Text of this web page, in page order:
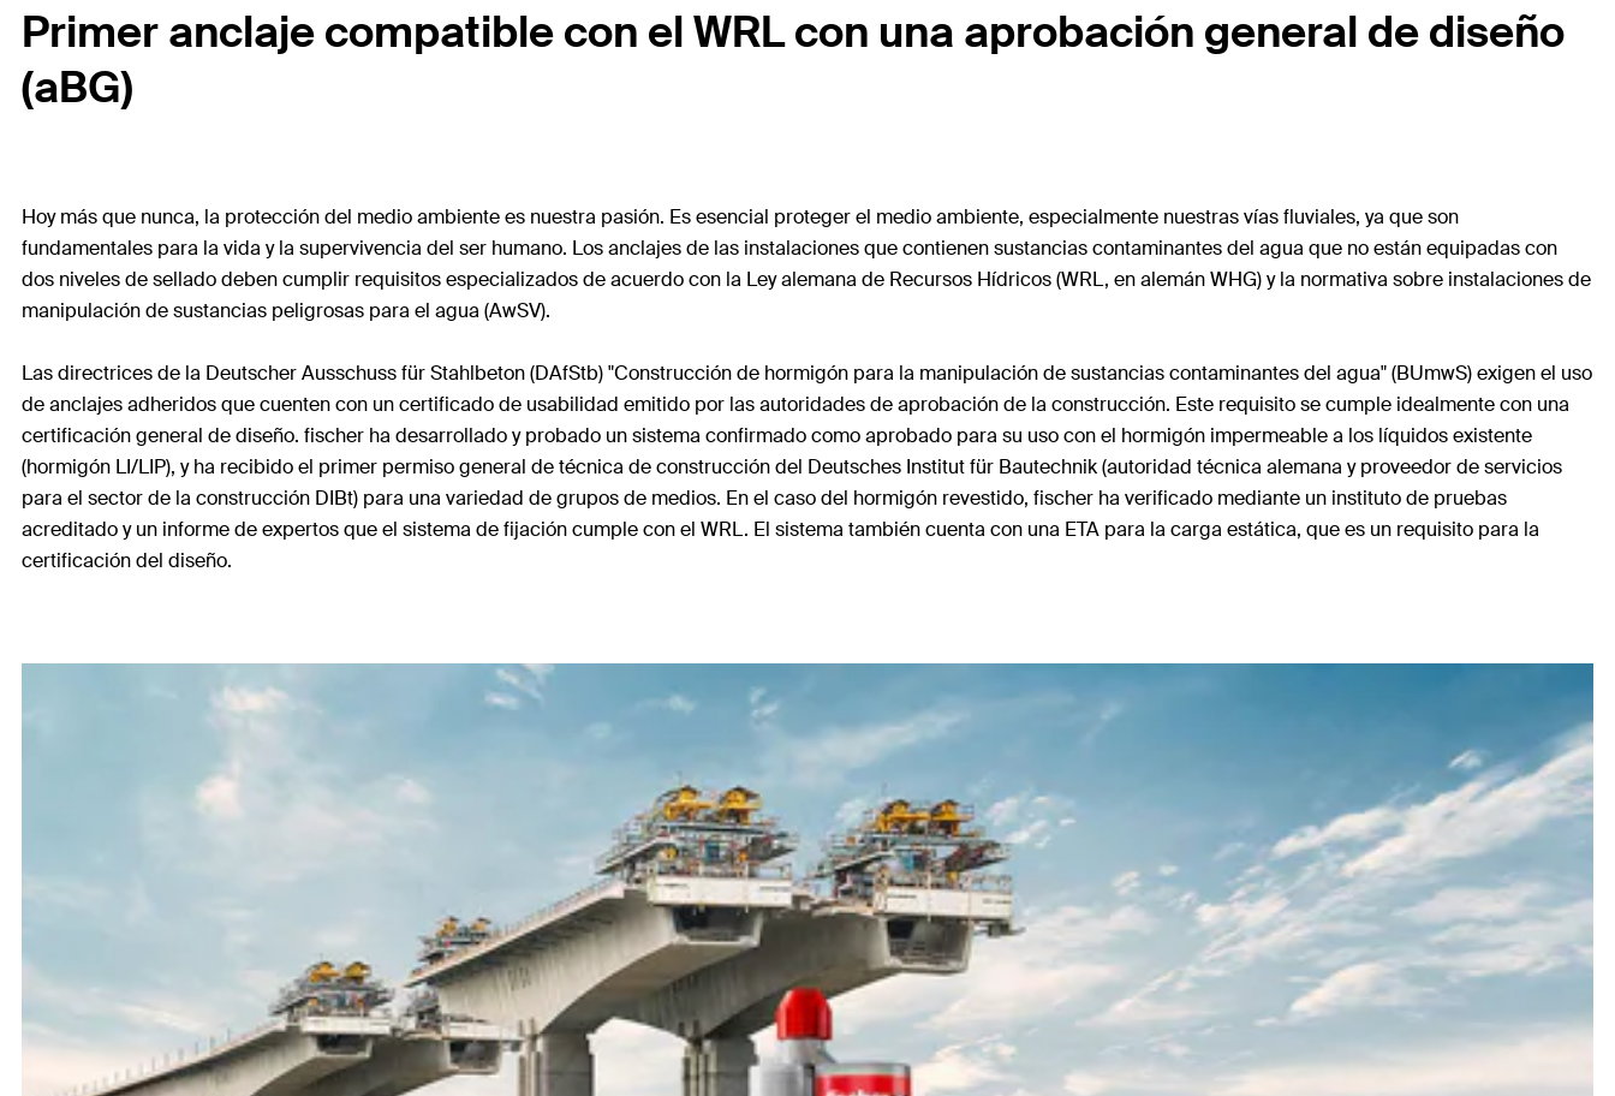
Primer anclaje compatible con el WRL con una aprobación general de diseño
(aBG)
Hoy más que nunca, la protección del medio ambiente es nuestra pasión. Es esencial proteger el medio ambiente, especialmente nuestras vías fluviales, ya que son
fundamentales para la vida y la supervivencia del ser humano. Los anclajes de las instalaciones que contienen sustancias contaminantes del agua que no están equipadas con
dos niveles de sellado deben cumplir requisitos especializados de acuerdo con la Ley alemana de Recursos Hídricos (WRL, en alemán WHG) y la normativa sobre instalaciones de
manipulación de sustancias peligrosas para el agua (AwSV).
Las directrices de la Deutscher Ausschuss für Stahlbeton (DAfStb) "Construcción de hormigón para la manipulación de sustancias contaminantes del agua" (BUmwS) exigen el uso
de anclajes adheridos que cuenten con un certificado de usabilidad emitido por las autoridades de aprobación de la construcción. Este requisito se cumple idealmente con una
certificación general de diseño. fischer ha desarrollado y probado un sistema confirmado como aprobado para su uso con el hormigón impermeable a los líquidos existente
(hormigón LI/LIP), y ha recibido el primer permiso general de técnica de construcción del Deutsches Institut für Bautechnik (autoridad técnica alemana y proveedor de servicios
para el sector de la construcción DIBt) para una variedad de grupos de medios. En el caso del hormigón revestido, fischer ha verificado mediante un instituto de pruebas
acreditado y un informe de expertos que el sistema de fijación cumple con el WRL. El sistema también cuenta con una ETA para la carga estática, que es un requisito para la
certificación del diseño.